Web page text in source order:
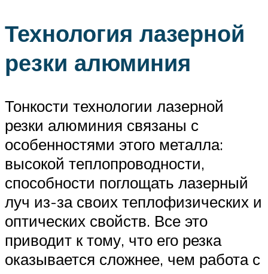
Технология лазерной
резки алюминия
Тонкости технологии лазерной
резки алюминия связаны с
особенностями этого металла:
высокой теплопроводности,
способности поглощать лазерный
луч из-за своих теплофизических и
оптических свойств. Все это
приводит к тому, что его резка
оказывается сложнее, чем работа с